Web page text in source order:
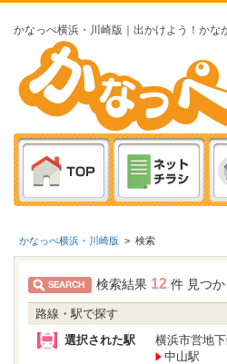
かなっぺ横浜・川崎版｜出かけよう！かな
かなっぺ横浜・川崎版 > 検索
検索結果 12 件 見つか
路線・駅で探す
選択された駅
横浜市営地
中山駅